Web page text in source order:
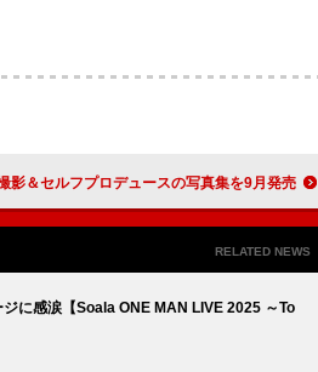
）、“カイ島”など全編タイ撮影＆セルフプロデュースの写真集を9月発売
RELATED NEWS
に感涙【Soala ONE MAN LIVE 2025 ～To